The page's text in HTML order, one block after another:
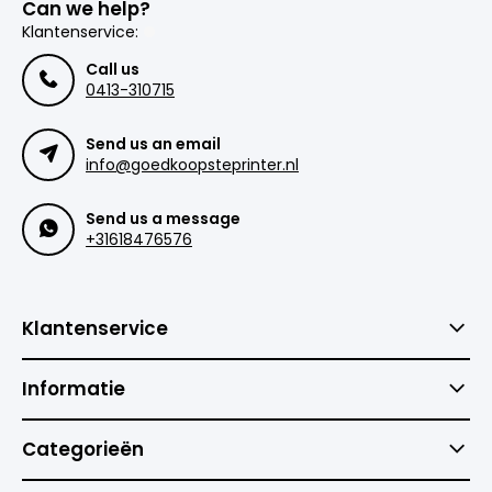
Can we help?
Klantenservice:
Call us
0413-310715
Send us an email
info@goedkoopsteprinter.nl
Send us a message
+31618476576
Klantenservice
Informatie
Categorieën